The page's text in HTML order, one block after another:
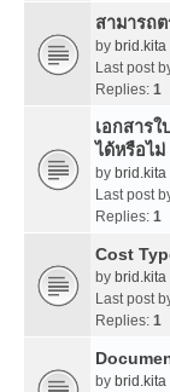
สามารถ
by brid.kita
Last post
Replies: 1
เอกสาร
ได้หรือไม่
by brid.kita
Last post
Replies: 1
Cost
by brid.kita
Last post
Replies: 1
by brid.kita